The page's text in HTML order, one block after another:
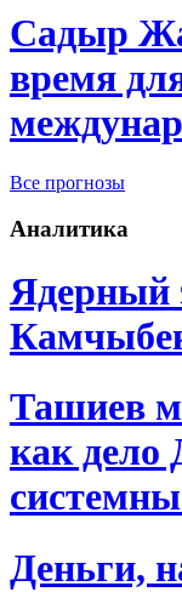
Садыр
время
Все прогнозы
Аналитика
Ядерный
Ташиев
как дело
Деньги,